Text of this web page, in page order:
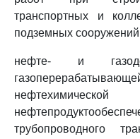
транспортных и
подземных
нефте- и
трубопроводного